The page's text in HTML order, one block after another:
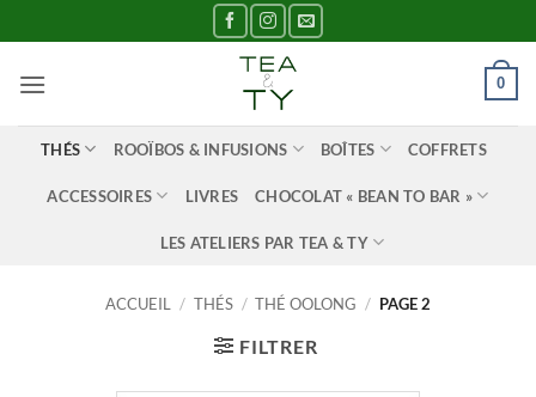
au
contenu
0
THÉS ROOÏBOS & INFUSIONS BOÎTES COFFRETS
ACCESSOIRES LIVRES CHOCOLAT « BEAN TO BAR »
LES ATELIERS PAR TEA & TY
ACCUEIL / THÉS / THÉ OOLONG / PAGE 2
FILTRER